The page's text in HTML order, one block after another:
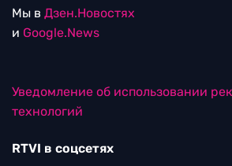
Мы в Дзен.Новостях
и Google.News
Уведомление об использовании
технологий
RTVI в соцсетях